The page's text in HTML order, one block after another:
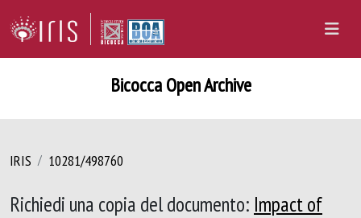
Bicocca Open Archive
IRIS 10281/498760
Richiedi una copia del documento: Impact of